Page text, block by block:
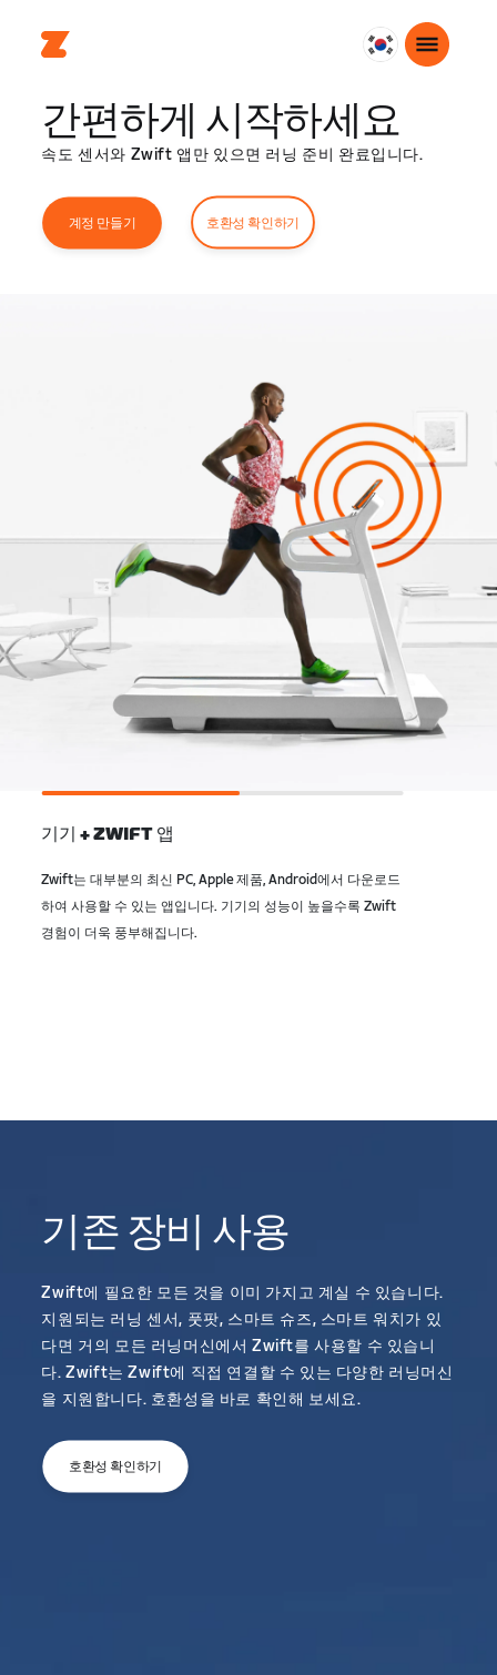
대
민
국
한
간편하게 시작하세요
속도 센서와 Zwift 앱만 있으면 러닝 준비 완료입니다.
계정 만들기 호환성 확인하기
기기 + ZWIFT 앱
Zwift는 대부분의 최신 PC, Apple 제품, Android에서 다운로드
하여 사용할 수 있는 앱입니다. 기기의 성능이 높을수록 Zwift
경험이 더욱 풍부해집니다.
기존 장비 사용
Zwift에 필요한 모든 것을 이미 가지고 계실 수 있습니다.
지원되는 러닝 센서, 풋팟, 스마트 슈즈, 스마트 워치가 있
다면 거의 모든 러닝머신에서 Zwift를 사용할 수 있습니
다. Zwift는 Zwift에 직접 연결할 수 있는 다양한 러닝머신
을 지원합니다. 호환성을 바로 확인해 보세요.
호환성 확인하기